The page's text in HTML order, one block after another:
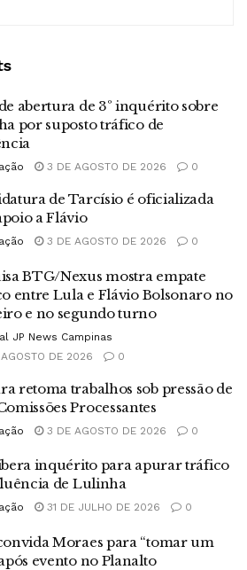
abertura de 3º inquérito sobre
por suposto tráfico de
3 DE AGOSTO DE 2026 0
de Tarcísio é oficializada
a Flávio
3 DE AGOSTO DE 2026 0
BTG/Nexus mostra empate
entre Lula e Flávio Bolsonaro no
e no segundo turno
JP News Campinas
DE 2026
0
retoma trabalhos sob pressão de
Processantes
3 DE AGOSTO DE 2026 0
inquérito para apurar tráfico
de Lulinha
31 DE JULHO DE 2026 0
Moraes para “tomar um
evento no Planalto